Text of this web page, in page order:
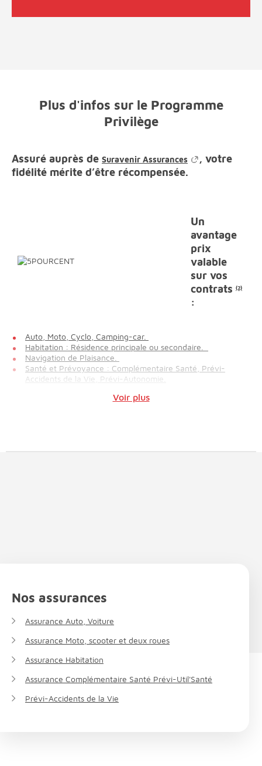
Plus d'infos sur le Programme
Privilège
Assuré auprès de Suravenir Assurances , votre
fidélité mérite d’être récompensée.
Un
avantage
prix
valable
sur vos
contrats (2)
:
Auto, Moto, Cyclo, Camping-car.
Habitation : Résidence principale ou secondaire.
Navigation de Plaisance.
Santé et Prévoyance : Complémentaire Santé, Prévi-
Accidents de la Vie, Prévi-Autonomie.
Voir plus
Nos assurances
Assurance Auto, Voiture
Assurance Moto, scooter et deux roues
Assurance Habitation
Assurance Complémentaire Santé Prévi-Util'Santé
Prévi-Accidents de la Vie